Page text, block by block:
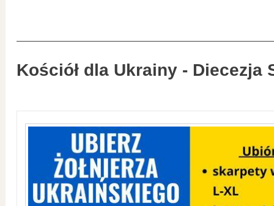
Kościół dla Ukrainy - Diecezja